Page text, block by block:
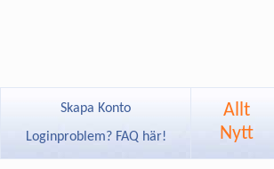
Skapa Konto
Loginproblem? FAQ här!
Allt
Nytt